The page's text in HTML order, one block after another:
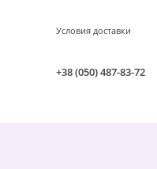
Условия доставки
+38 (050) 487-83-72